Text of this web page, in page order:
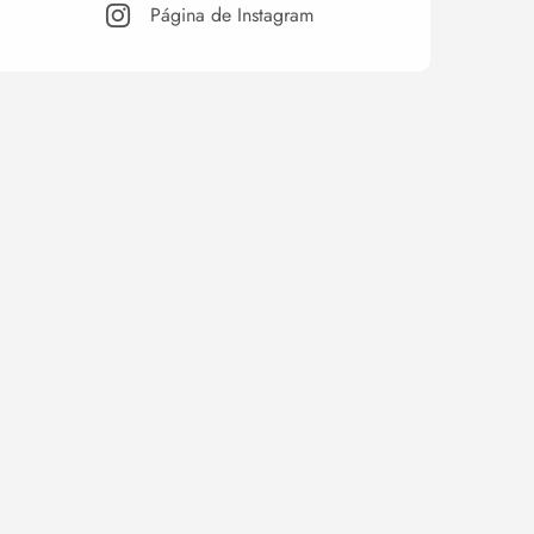
Página de Instagram